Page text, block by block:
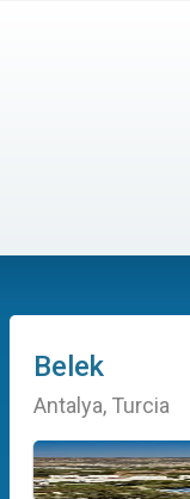
Belek
Antalya, Turcia